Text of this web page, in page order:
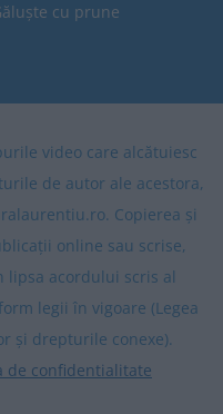
cu prune
video care alcătuiesc
de autor ale acestora,
Copierea și
online sau scrise,
lipsa acordului scris al
legii în vigoare (Legea
și drepturile conexe).
de confidentialitate